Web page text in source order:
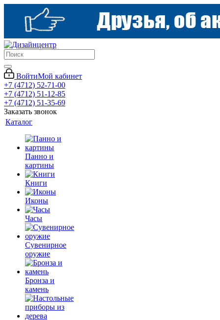
ВойтиМой кабинет
+7 (4712) 52-71-00
+7 (4712) 51-12-85
+7 (4712) 51-35-69
Заказать звонок
Каталог
Панно и
картины
Книги
Иконы
Часы
Сувенирное
оружие
Бронза и
камень